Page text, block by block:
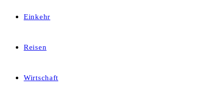
Einkehr
Reisen
Wirtschaft